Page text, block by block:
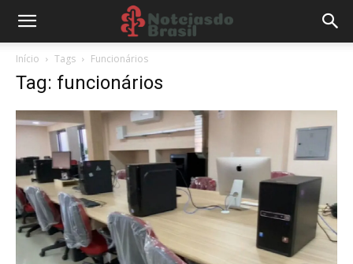
Início Tags Funcionários
Tag: funcionários